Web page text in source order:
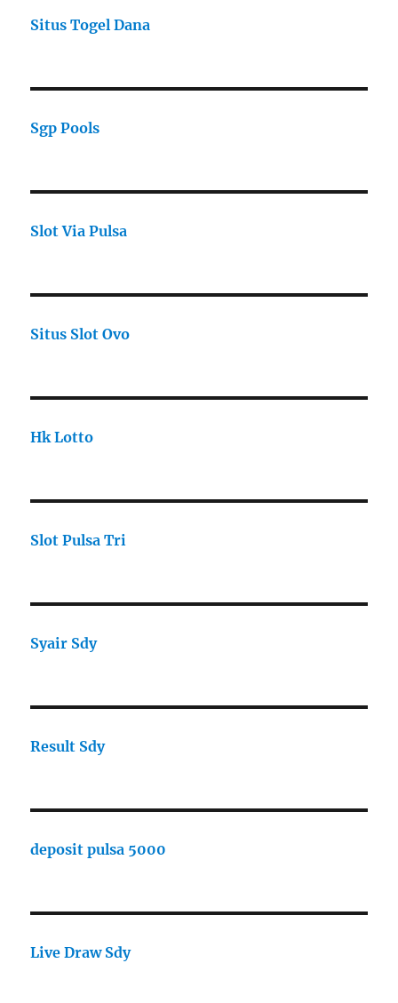
Situs Togel Dana
Sgp Pools
Slot Via Pulsa
Situs Slot Ovo
Hk Lotto
Slot Pulsa Tri
Syair Sdy
Result Sdy
deposit pulsa 5000
Live Draw Sdy